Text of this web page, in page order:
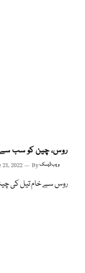
روس، چین کو سب سے
21, 2022 Byویب ڈیسک
روس سے خام تیل کی چینی درآمدات میں